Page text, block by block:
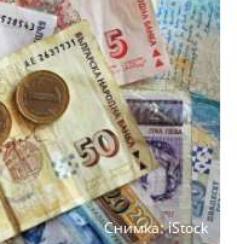
Снимка: iStock